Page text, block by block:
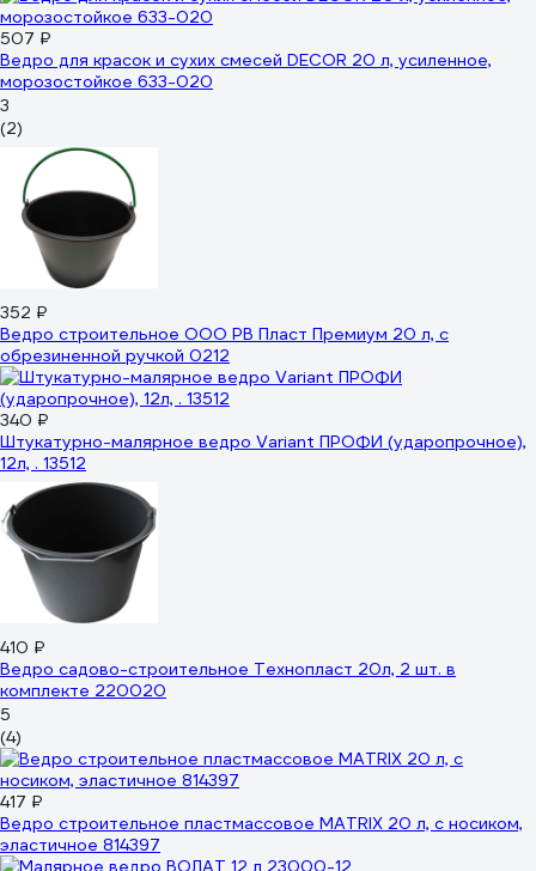
507 ₽
Ведро для красок и сухих смесей DECOR 20 л, усиленное,
морозостойкое 633-020
3
(2)
352 ₽
Ведро строительное ООО РВ Пласт Премиум 20 л, с
обрезиненной ручкой 0212
340 ₽
Штукатурно-малярное ведро Variant ПРОФИ (ударопрочное),
12л, . 13512
410 ₽
Ведро садово-строительное Технопласт 20л, 2 шт. в
комплекте 220020
5
(4)
417 ₽
Ведро строительное пластмассовое MATRIX 20 л, с носиком,
эластичное 814397